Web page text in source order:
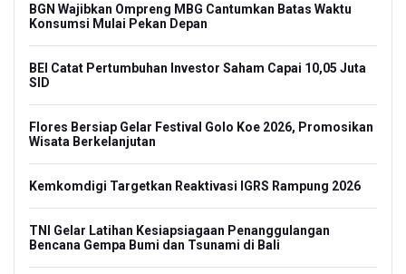
BGN Wajibkan Ompreng MBG Cantumkan Batas Waktu
Konsumsi Mulai Pekan Depan
BEI Catat Pertumbuhan Investor Saham Capai 10,05 Juta
SID
Flores Bersiap Gelar Festival Golo Koe 2026, Promosikan
Wisata Berkelanjutan
Kemkomdigi Targetkan Reaktivasi IGRS Rampung 2026
TNI Gelar Latihan Kesiapsiagaan Penanggulangan
Bencana Gempa Bumi dan Tsunami di Bali